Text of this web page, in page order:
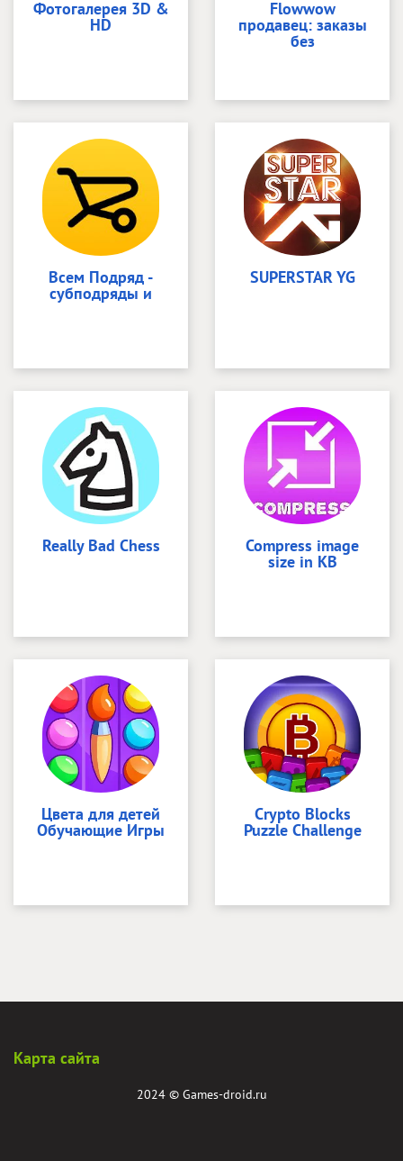
Фотогалерея 3D &
HD
Flowwow
продавец: заказы
без
Всем Подряд -
субподряды и
SUPERSTAR YG
Really Bad Chess Compress image
size in KB
Цвета для детей
Обучающие Игры
Crypto Blocks
Puzzle Challenge
Карта сайта
2024 © Games-droid.ru